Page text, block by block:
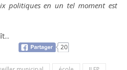
politiques en un tel moment est
20